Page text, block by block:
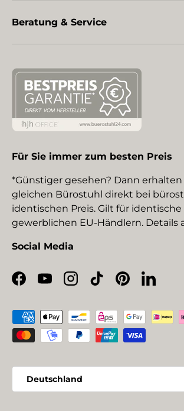
Beratung & Service
Für Sie immer zum besten Preis
*Günstiger gesehen? Dann erhalten
gleichen Bürostuhl direkt bei
identischen Preis. Gilt für
gewerblichen EU-Händlern. Details
Social Media
Facebook
YouTubeInstagram
TikTokPinterestLinkedIn
Zahlungsmethoden
Deutschland